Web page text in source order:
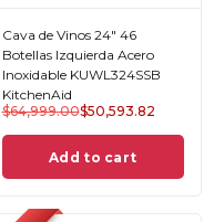
Cava de Vinos 24" 46
Botellas Izquierda Acero
Inoxidable KUWL324SSB
KitchenAid
$64,999.00$50,593.82
Add to cart